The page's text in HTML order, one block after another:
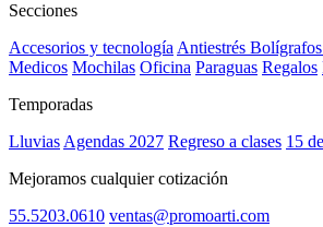
Secciones
Accesorios y tecnología Antiestrés Bolígrafos
Medicos Mochilas Oficina Paraguas Regalos
Temporadas
Lluvias Agendas 2027 Regreso a clases 15
Mejoramos cualquier cotización
55.5203.0610 ventas@promoarti.com